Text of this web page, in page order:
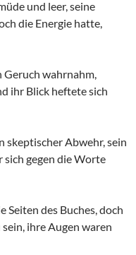
und leer, seine
die Energie hatte,
Geruch wahrnahm,
ihr Blick heftete sich
skeptischer Abwehr, sein
sich gegen die Worte
Seiten des Buches, doch
ihre Augen waren